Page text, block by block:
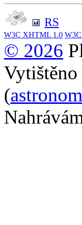
RS
W3C XHTML 1.0 W3C
© 2026
(